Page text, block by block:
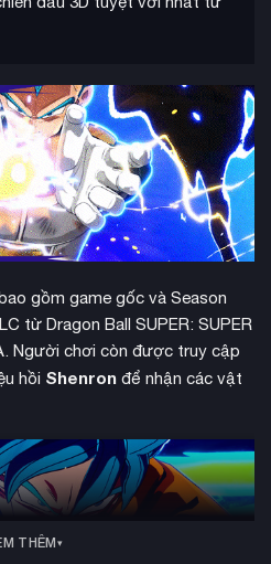
gồm game gốc và Season
từ Dragon Ball SUPER: SUPER
Người chơi còn được truy cập
hồi Shenron để nhận các vật
THÊM